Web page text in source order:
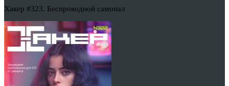
Хакер #323. Беспроводной самопал